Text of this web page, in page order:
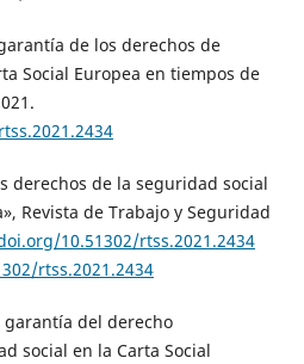
garantía de los derechos de
Social Europea en tiempos de
derechos de la seguridad social
Revista de Trabajo y Seguridad
10.51302/rtss.2021.2434
rtss.2021.2434
garantía del derecho
social en la Carta Social